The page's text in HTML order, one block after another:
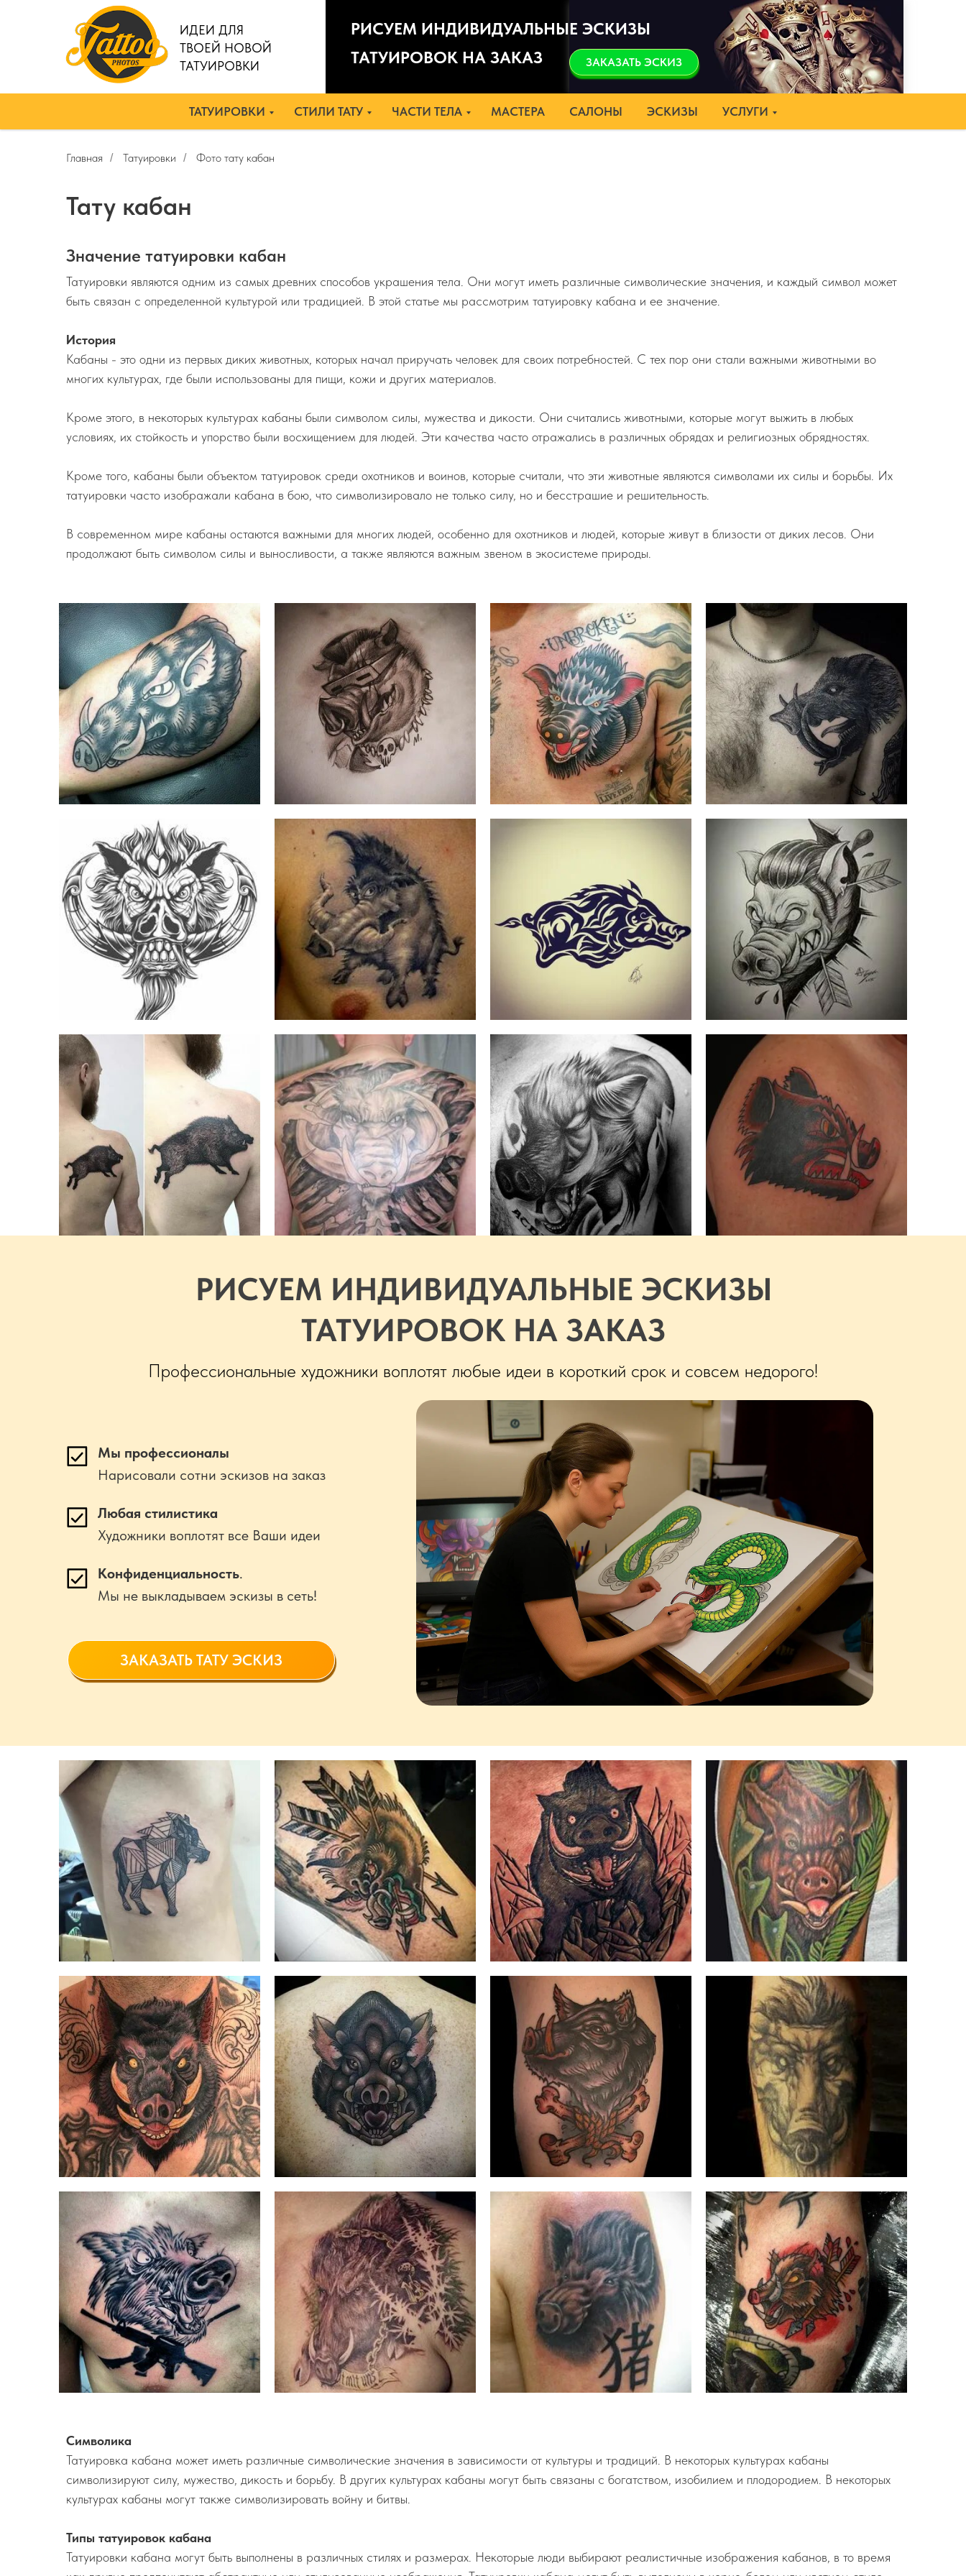
ИДЕИ ДЛЯ
ТВОЕЙ НОВОЙ
ТАТУИРОВКИ
РИСУЕМ ИНДИВИДУАЛЬНЫЕ ЭСКИЗЫ
ТАТУИРОВОК НА ЗАКАЗ
ЗАКАЗАТЬ ЭСКИЗ
ТАТУИРОВКИ СТИЛИ ТАТУ ЧАСТИ ТЕЛА МАСТЕРА САЛОНЫ ЭСКИЗЫ УСЛУГИ
Главная / Татуировки / Фото тату кабан
Тату кабан
Значение татуировки кабан
Татуировки являются одним из самых древних способов украшения тела. Они могут иметь различные символические значения, и каждый символ может
быть связан с определенной культурой или традицией. В этой статье мы рассмотрим татуировку кабана и ее значение.
История
Кабаны - это одни из первых диких животных, которых начал приручать человек для своих потребностей. С тех пор они стали важными животными во
многих культурах, где были использованы для пищи, кожи и других материалов.
Кроме этого, в некоторых культурах кабаны были символом силы, мужества и дикости. Они считались животными, которые могут выжить в любых
условиях, их стойкость и упорство были восхищением для людей. Эти качества часто отражались в различных обрядах и религиозных обрядностях.
Кроме того, кабаны были объектом татуировок среди охотников и воинов, которые считали, что эти животные являются символами их силы и борьбы. Их
татуировки часто изображали кабана в бою, что символизировало не только силу, но и бесстрашие и решительность.
В современном мире кабаны остаются важными для многих людей, особенно для охотников и людей, которые живут в близости от диких лесов. Они
продолжают быть символом силы и выносливости, а также являются важным звеном в экосистеме природы.
Профессиональные художники воплотят любые идеи в короткий срок и совсем недорого!
РИСУЕМ ИНДИВИДУАЛЬНЫЕ ЭСКИЗЫ
ТАТУИРОВОК НА ЗАКАЗ
Любая стилистика
Художники воплотят все Ваши идеи
Конфиденциальность.
Мы не выкладываем эскизы в сеть!
Мы профессионалы
Нарисовали сотни эскизов на заказ
ЗАКАЗАТЬ ТАТУ ЭСКИЗ
Символика
Татуировка кабана может иметь различные символические значения в зависимости от культуры и традиций. В некоторых культурах кабаны
символизируют силу, мужество, дикость и борьбу. В других культурах кабаны могут быть связаны с богатством, изобилием и плодородием. В некоторых
культурах кабаны могут также символизировать войну и битвы.
Типы татуировок кабана
Татуировки кабана могут быть выполнены в различных стилях и размерах. Некоторые люди выбирают реалистичные изображения кабанов, в то время